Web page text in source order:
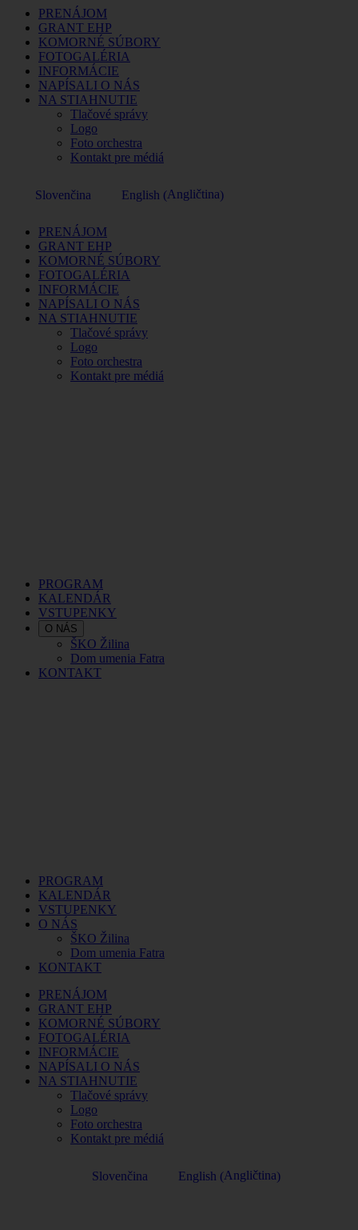
PRENÁJOM
GRANT EHP
KOMORNÉ SÚBORY
FOTOGALÉRIA
INFORMÁCIE
NAPÍSALI O NÁS
NA STIAHNUTIE
Tlačové správy
Logo
Foto orchestra
Kontakt pre médiá
Slovenčina English (Angličtina)
PRENÁJOM
GRANT EHP
KOMORNÉ SÚBORY
FOTOGALÉRIA
INFORMÁCIE
NAPÍSALI O NÁS
NA STIAHNUTIE
Tlačové správy
Logo
Foto orchestra
Kontakt pre médiá
PROGRAM
KALENDÁR
VSTUPENKY
O NÁS
ŠKO Žilina
Dom umenia Fatra
KONTAKT
PROGRAM
KALENDÁR
VSTUPENKY
O NÁS
ŠKO Žilina
Dom umenia Fatra
KONTAKT
PRENÁJOM
GRANT EHP
KOMORNÉ SÚBORY
FOTOGALÉRIA
INFORMÁCIE
NAPÍSALI O NÁS
NA STIAHNUTIE
Tlačové správy
Logo
Foto orchestra
Kontakt pre médiá
Slovenčina English (Angličtina)